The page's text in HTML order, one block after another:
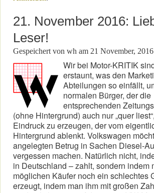
21. November 2016:
Leser!
Gespeichert von wh am 21 November,
Wir bei Motor-KRITIK
erstaunt, was den
Abteilungen so einfällt,
normalen Bürger, der die
entsprechenden
(ohne Hintergrund) auch nur „quer
Eindruck zu erzeugen, der vom
Hintergrund ablenkt. Volkswagen
angelegten Betrug in Sachen Diesel-
vergessen machen. Natürlich nicht,
in Deutschland – zahlt, sondern indem
möglichen Käufer noch ein schlechtes
erzeugt, indem man ihm mit großen